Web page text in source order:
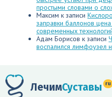
простыми словами о
Максим к записи
заправки баллонов цена
современных
Адам Борисов к записи
воспалился лимфоузел
ЛечимСуставы ru